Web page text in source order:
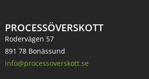
PROCESSÖVERSKOTT
Rodervägen 57
891 78 Bonässund
info@processoverskott.se